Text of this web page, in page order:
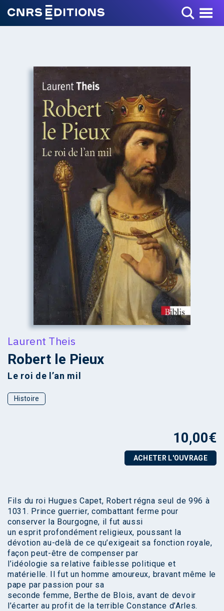
Toggle Menu
+
Laurent Theis
Robert le Pieux
Le roi de l’an mil
Histoire
10,00€
ACHETER L'OUVRAGE
Fils du roi Hugues Capet, Robert régna seul de 996 à
1031. Prince guerrier, combattant ferme pour
conserver la Bourgogne, il fut aussi
un esprit profondément religieux, poussant la
dévotion au-delà de ce qu’exigeait sa fonction royale,
façon peut-être de compenser par
l’idéologie sa relative faiblesse politique et
matérielle. Il fut un homme amoureux, bravant même le
pape par passion pour sa
seconde femme, Berthe de Blois, avant de devoir
l’écarter au profit de la terrible Constance d’Arles.